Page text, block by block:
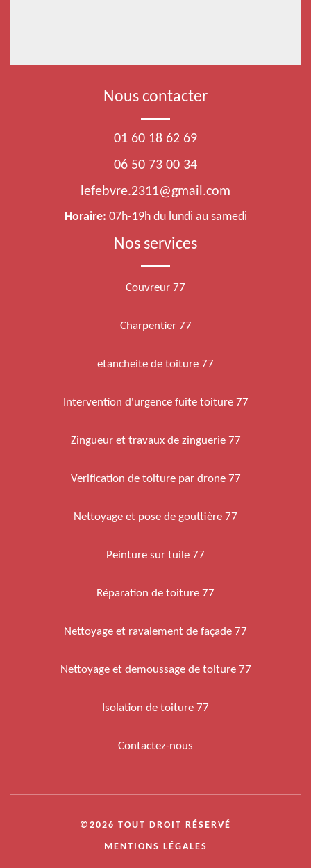
Nous contacter
01 60 18 62 69
06 50 73 00 34
lefebvre.2311@gmail.com
Horaire: 07h-19h du lundi au samedi
Nos services
Couvreur 77
Charpentier 77
etancheite de toiture 77
Intervention d'urgence fuite toiture 77
Zingueur et travaux de zinguerie 77
Verification de toiture par drone 77
Nettoyage et pose de gouttière 77
Peinture sur tuile 77
Réparation de toiture 77
Nettoyage et ravalement de façade 77
Nettoyage et demoussage de toiture 77
Isolation de toiture 77
Contactez-nous
©2026 TOUT DROIT RÉSERVÉ
MENTIONS LÉGALES